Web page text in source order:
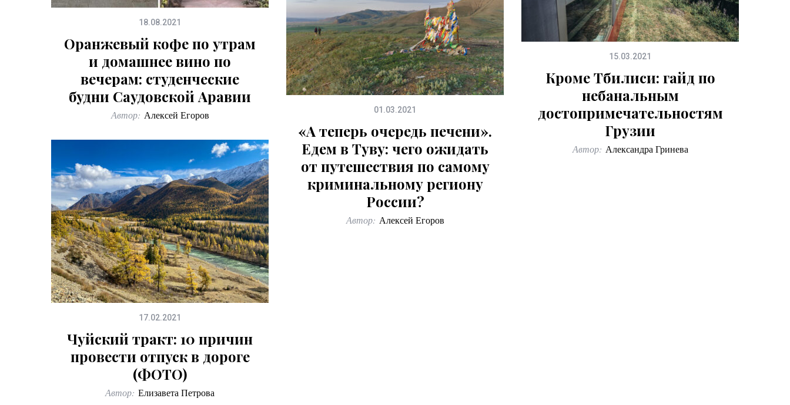
18.08.2021
Оранжевый кофе по утрам
и домашнее вино по
вечерам: студенческие
будни Саудовской Аравии
Автор: Алексей Егоров
15.03.2021
Кроме Тбилиси: гайд по
небанальным
достопримечательностям
Грузии
Автор: Александра Гринева
01.03.2021
«А теперь очередь печени».
Едем в Туву: чего ожидать
от путешествия по самому
криминальному региону
России?
Автор: Алексей Егоров
17.02.2021
Чуйский тракт: 10 причин
провести отпуск в дороге
(ФОТО)
Автор: Елизавета Петрова